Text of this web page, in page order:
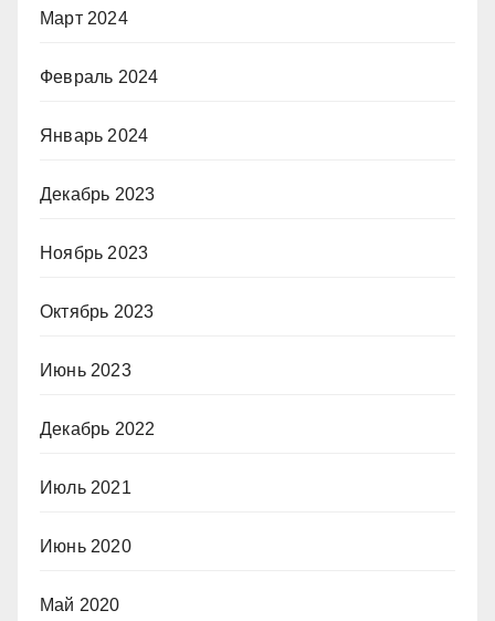
Март 2024
Февраль 2024
Январь 2024
Декабрь 2023
Ноябрь 2023
Октябрь 2023
Июнь 2023
Декабрь 2022
Июль 2021
Июнь 2020
Май 2020